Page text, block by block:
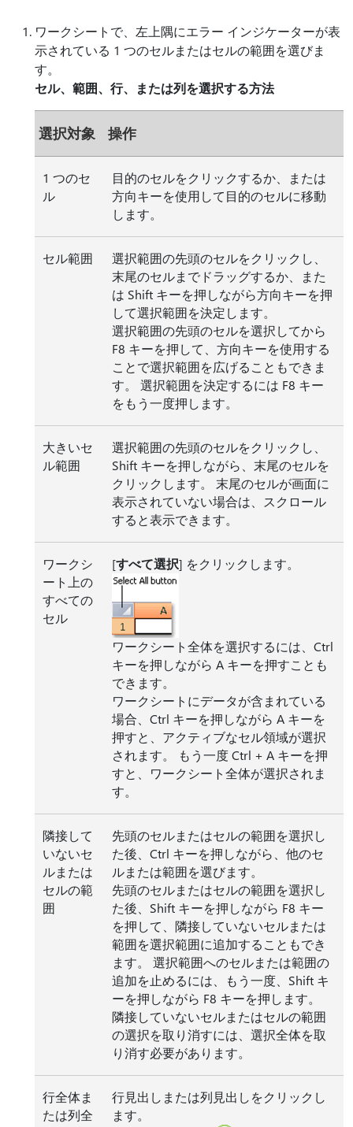
ワークシートで、左上隅にエラー インジケーターが表
示されている 1 つのセルまたはセルの範囲を選びま
す。
セル、範囲、行、または列を選択する方法
選択対象 操作
1 つのセ
ル
目的のセルをクリックするか、または
方向キーを使用して目的のセルに移動
します。
セル範囲
選択範囲の先頭のセルをクリックし、
末尾のセルまでドラッグするか、また
は Shift キーを押しながら方向キーを押
して選択範囲を決定します。
選択範囲の先頭のセルを選択してから
F8 キーを押して、方向キーを使用する
ことで選択範囲を広げることもできま
す。 選択範囲を決定するには F8 キー
をもう一度押します。
大きいセ
ル範囲
選択範囲の先頭のセルをクリックし、
Shift キーを押しながら、末尾のセルを
クリックします。 末尾のセルが画面に
表示されていない場合は、スクロール
すると表示できます。
ワークシ
ート上の
すべての
セル
[すべて選択] をクリックします。
ワークシート全体を選択するには、Ctrl
キーを押しながら A キーを押すことも
できます。
ワークシートにデータが含まれている
場合、Ctrl キーを押しながら A キーを
押すと、アクティブなセル領域が選択
されます。 もう一度 Ctrl + A キーを押
すと、ワークシート全体が選択されま
す。
隣接して
いないセ
ルまたは
セルの範
囲
先頭のセルまたはセルの範囲を選択し
た後、Ctrl キーを押しながら、他のセ
ルまたは範囲を選びます。
先頭のセルまたはセルの範囲を選択し
た後、Shift キーを押しながら F8 キー
を押して、隣接していないセルまたは
範囲を選択範囲に追加することもでき
ます。 選択範囲へのセルまたは範囲の
追加を止めるには、もう一度、Shift キ
ーを押しながら F8 キーを押します。
隣接していないセルまたはセルの範囲
の選択を取り消すには、選択全体を取
り消す必要があります。
行全体ま
たは列全
行見出しまたは列見出しをクリックし
ます。